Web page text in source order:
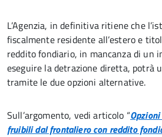
L’Agenzia, in definitiva ritiene che
fiscalmente residente all’estero e
reddito fondiario, in mancanza di un
eseguire la detrazione diretta, potrà
tramite le due opzioni alternative.
Sull’argomento, vedi articolo “
fruibili dal frontaliero con reddito